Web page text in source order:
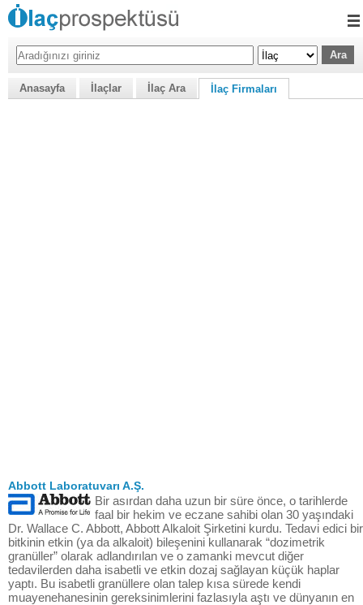
Anasayfa İlaçlar İlaç Ara İlaç Firmaları
Abbott Laboratuvarı A.Ş.
Bir asırdan daha uzun bir süre önce, o tarihlerde
faal bir hekim ve eczane sahibi olan 30 yaşındaki
Dr. Wallace C. Abbott, Abbott Alkaloit Şirketini kurdu. Tedavi edici bir
bitkinin etkin (ya da alkaloit) bileşenini kullanarak “dozimetrik
granüller” olarak adlandırılan ve o zamanki mevcut diğer
tedavilerden daha isabetli ve etkin dozaj sağlayan küçük haplar
yaptı. Bu isabetli granüllere olan talep kısa sürede kendi
muayenehanesinin gereksinimlerini fazlasıyla aştı ve dünyanın en